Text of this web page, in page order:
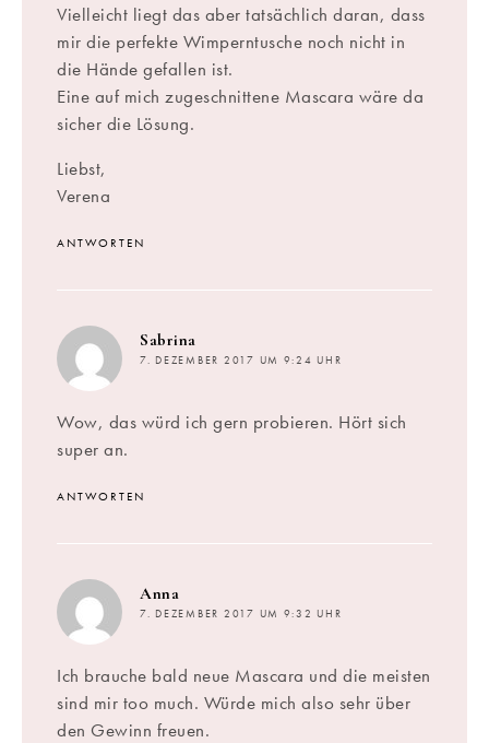
Vielleicht liegt das aber tatsächlich daran, dass
mir die perfekte Wimperntusche noch nicht in
die Hände gefallen ist.
Eine auf mich zugeschnittene Mascara wäre da
sicher die Lösung.
Liebst,
Verena
ANTWORTEN
Sabrina
7. DEZEMBER 2017 UM 9:24 UHR
Wow, das würd ich gern probieren. Hört sich
super an.
ANTWORTEN
Anna
7. DEZEMBER 2017 UM 9:32 UHR
Ich brauche bald neue Mascara und die meisten
sind mir too much. Würde mich also sehr über
den Gewinn freuen.